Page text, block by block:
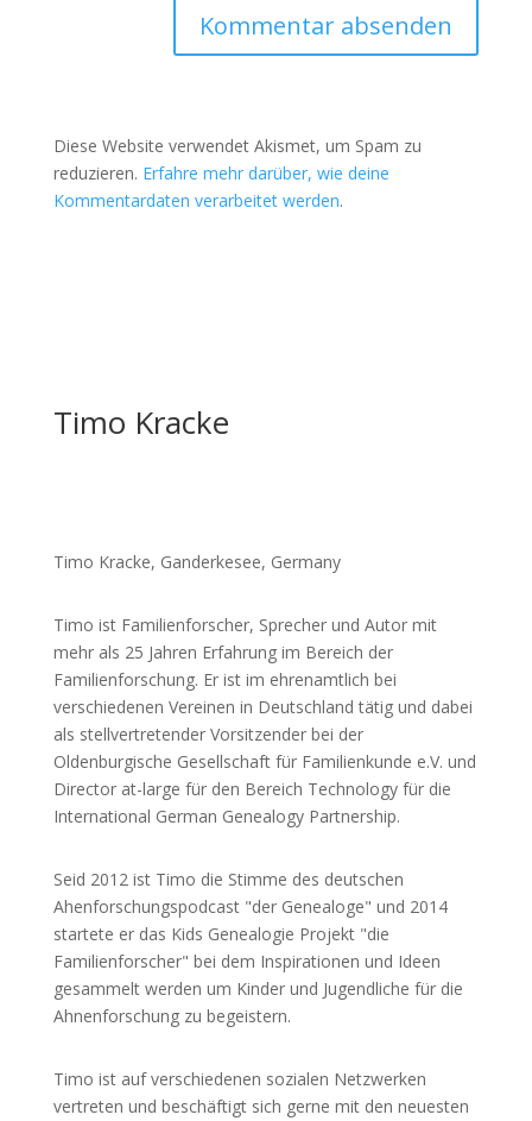
Diese Website verwendet Akismet, um Spam zu
reduzieren. Erfahre mehr darüber, wie deine
Kommentardaten verarbeitet werden.
Timo Kracke
Timo Kracke, Ganderkesee, Germany
Timo ist Familienforscher, Sprecher und Autor mit
mehr als 25 Jahren Erfahrung im Bereich der
Familienforschung. Er ist im ehrenamtlich bei
verschiedenen Vereinen in Deutschland tätig und dabei
als stellvertretender Vorsitzender bei der
Oldenburgische Gesellschaft für Familienkunde e.V. und
Director at-large für den Bereich Technology für die
International German Genealogy Partnership.
Seid 2012 ist Timo die Stimme des deutschen
Ahenforschungspodcast "der Genealoge" und 2014
startete er das Kids Genealogie Projekt "die
Familienforscher" bei dem Inspirationen und Ideen
gesammelt werden um Kinder und Jugendliche für die
Ahnenforschung zu begeistern.
Timo ist auf verschiedenen sozialen Netzwerken
vertreten und beschäftigt sich gerne mit den neuesten